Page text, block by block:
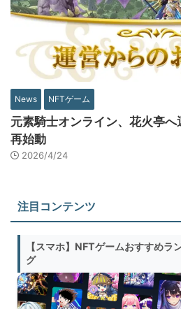
News NFTゲーム
元素騎士オンライン、花火亭
再始動
2026/4/24
注目コンテンツ
【スマホ】NFTゲームおすすめラ
グ